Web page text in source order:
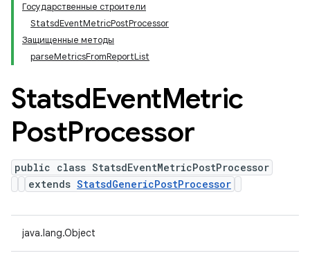
Государственные строители
StatsdEventMetricPostProcessor
Защищенные методы
parseMetricsFromReportList
StatsdEventMetric
PostProcessor
public class StatsdEventMetricPostProcessor
extends StatsdGenericPostProcessor
java.lang.Object